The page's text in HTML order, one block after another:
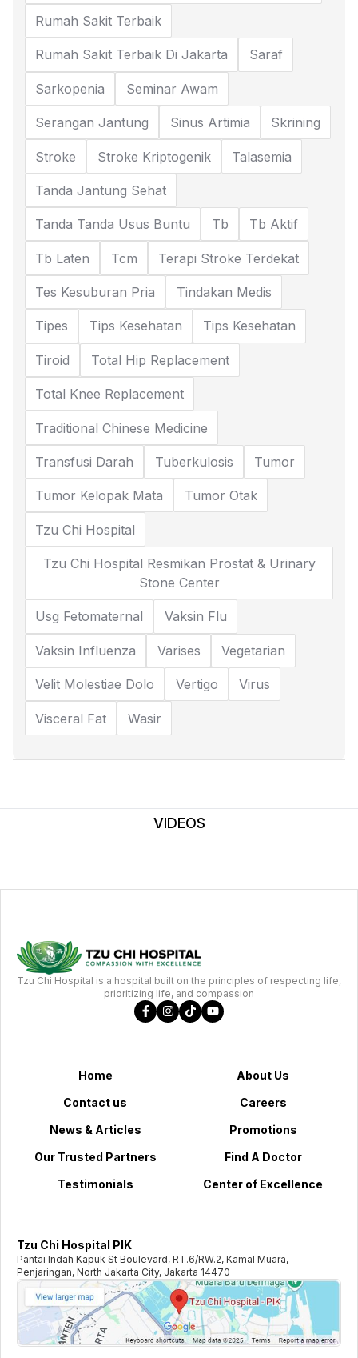
Rumah Sakit Terbaik
Rumah Sakit Terbaik Di Jakarta Saraf
Sarkopenia Seminar Awam
Serangan Jantung Sinus Artimia Skrining
Stroke Stroke Kriptogenik Talasemia
Tanda Jantung Sehat
Tanda Tanda Usus Buntu Tb Tb Aktif
Tb Laten Tcm Terapi Stroke Terdekat
Tes Kesuburan Pria Tindakan Medis
Tipes Tips Kesehatan Tips Kesehatan
Tiroid Total Hip Replacement
Total Knee Replacement
Traditional Chinese Medicine
Transfusi Darah Tuberkulosis Tumor
Tumor Kelopak Mata Tumor Otak
Tzu Chi Hospital
Tzu Chi Hospital Resmikan Prostat & Urinary
Stone Center
Usg Fetomaternal Vaksin Flu
Vaksin Influenza Varises Vegetarian
Velit Molestiae Dolo Vertigo Virus
Visceral Fat Wasir
VIDEOS
Tzu Chi Hospital is a hospital built on the principles of respecting life,
prioritizing life, and compassion
Home
About Us
Contact us
Careers
News & Articles
Promotions
Our Trusted Partners
Find A Doctor
Testimonials
Center of Excellence
Tzu Chi Hospital PIK
Pantai Indah Kapuk St Boulevard, RT.6/RW.2, Kamal Muara,
Penjaringan, North Jakarta City, Jakarta 14470